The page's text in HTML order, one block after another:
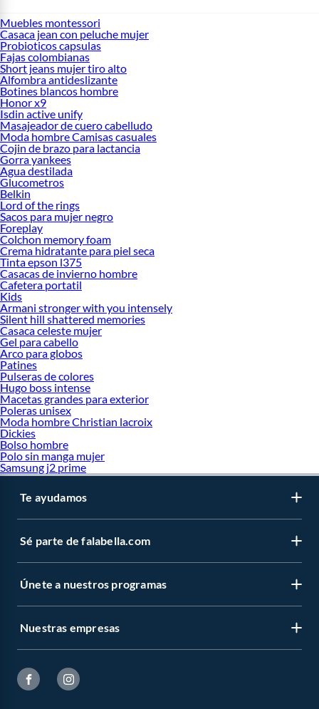
Muebles montessori
Casaca jean con peluche mujer
Probioticos capsulas
Fajas colombianas
Short jeans mujer tiro alto
Alfombra antideslizante
Botines blancos hombre
Honor x9
Isdin active unify
Masajeador de cuero cabelludo
Moda hombre Camisas casuales
Cojin de brazo para lactancia
Gorra yankees
Agua destilada
Glucometros
Belkin
Lord of the rings
Sacos para mujer negro
Foreplay
Colchon memory foam
Crema hidratante para piel seca
Tinta epson l375
Casacas de invierno hombre
Cafetera portatil
Kids
Armani stronger with you intensely
Silent hill shattered memories
Casaca celeste mujer
Gel para cabello
Arco para globos
Patines
Pulseras de colores
Hugo boss intense
Macetas grandes para exterior
Poleras unisex
Moda hombre Christian lacroix
Dickies
Bolso hombre
Polo sin manga mujer
Samsung j2 prime
Te ayudamos
Sé parte de falabella.com
Únete a nuestros programas
Nuestras empresas